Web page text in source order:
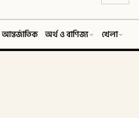
আন্তর্জাতিক অর্থ ও বাণিজ্য খেলা